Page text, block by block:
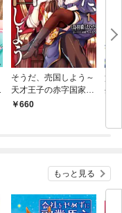
そうだ、売国しよう～
天才王子の赤字国家再
生術～ 1巻
660
貴
生
もっと見る